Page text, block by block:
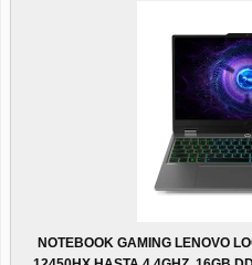
NOTEBOOK GAMING LENOVO